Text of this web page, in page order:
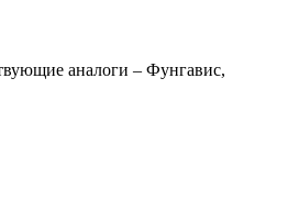
аналоги – Фунгавис,